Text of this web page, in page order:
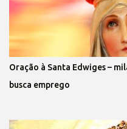
Oração à Santa Edwiges –
busca emprego